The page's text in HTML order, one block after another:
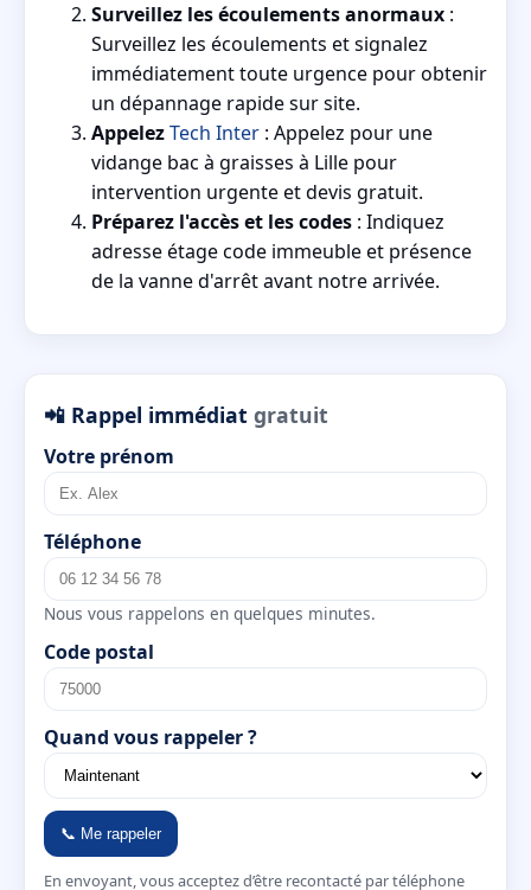
Surveillez les écoulements anormaux :
Surveillez les écoulements et signalez
immédiatement toute urgence pour obtenir
un dépannage rapide sur site.
AppelezTech Inter : Appelez pour une
vidange bac à graisses à Lille pour
intervention urgente et devis gratuit.
Préparez l'accès et les codes : Indiquez
adresse étage code immeuble et présence
de la vanne d'arrêt avant notre arrivée.
📲 Rappel immédiat gratuit
Votre prénom
Téléphone
Nous vous rappelons en quelques minutes.
Code postal
Quand vous rappeler ?
📞 Me rappeler
En envoyant, vous acceptez d’être recontacté par téléphone